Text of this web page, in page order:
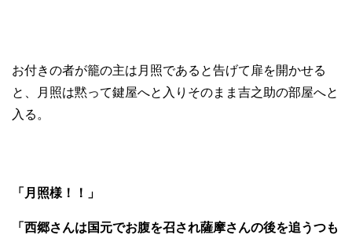
お付きの者が籠の主は月照であると告げて扉を開かせる
と、月照は黙って鍵屋へと入りそのまま吉之助の部屋へと
入る。
「月照様！！」
「西郷さんは国元でお腹を召され薩摩さんの後を追うつも